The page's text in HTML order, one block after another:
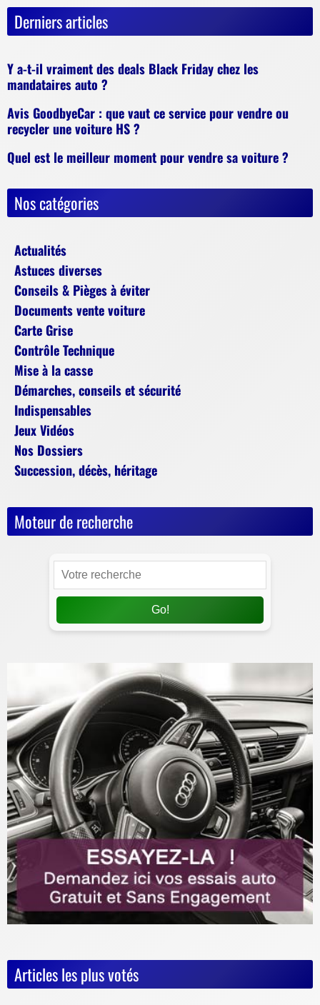
Derniers articles
Y a-t-il vraiment des deals Black Friday chez les
mandataires auto ?
Avis GoodbyeCar : que vaut ce service pour vendre ou
recycler une voiture HS ?
Quel est le meilleur moment pour vendre sa voiture ?
Nos catégories
Actualités
Astuces diverses
Conseils & Pièges à éviter
Documents vente voiture
Carte Grise
Contrôle Technique
Mise à la casse
Démarches, conseils et sécurité
Indispensables
Jeux Vidéos
Nos Dossiers
Succession, décès, héritage
Moteur de recherche
Go!
Articles les plus votés